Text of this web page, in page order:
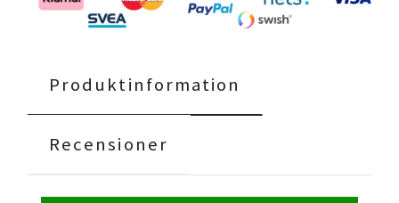
Produktinformation
Recensioner